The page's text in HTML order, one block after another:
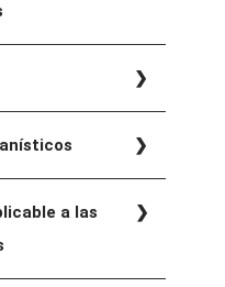
a las